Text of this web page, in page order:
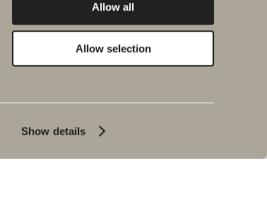
Show details
Allow all
Allow selection
Kylpy&Huone
Lyijynmusta
Sisustusreportaasi